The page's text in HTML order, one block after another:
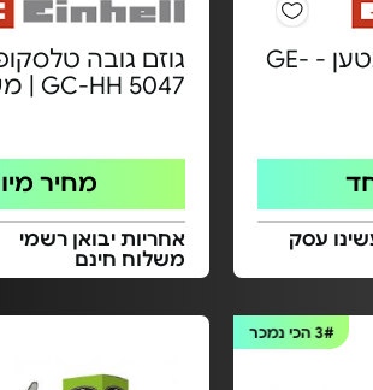
גוף גוזם גדר חיה נטען - GE-
עסק
גוזם גובה
GC-HH 5047 | משלוח חינם
מחיר
אחריות יבואן רשמי
משלוח חינם
3# הכי נמכר